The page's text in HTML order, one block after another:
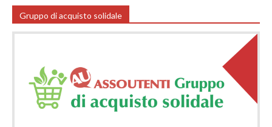
Gruppo di acquisto solidale